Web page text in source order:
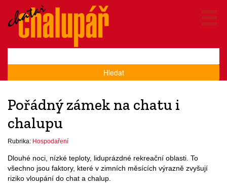
Hledat
Pořádný zámek na chatu i
chalupu
Rubrika: Hospodaření
Dlouhé noci, nízké teploty, liduprázdné rekreační oblasti. To
všechno jsou faktory, které v zimních měsících výrazně zvyšují
riziko vloupání do chat a chalup.